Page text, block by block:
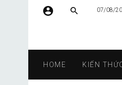
Mật khẩu
07/08/
HOME KIẾN